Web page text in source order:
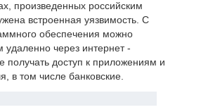
произведенных российским
встроенная уязвимость. С
обеспечения можно
удаленно через интернет -
получать доступ к приложениям и
в том числе банковские.